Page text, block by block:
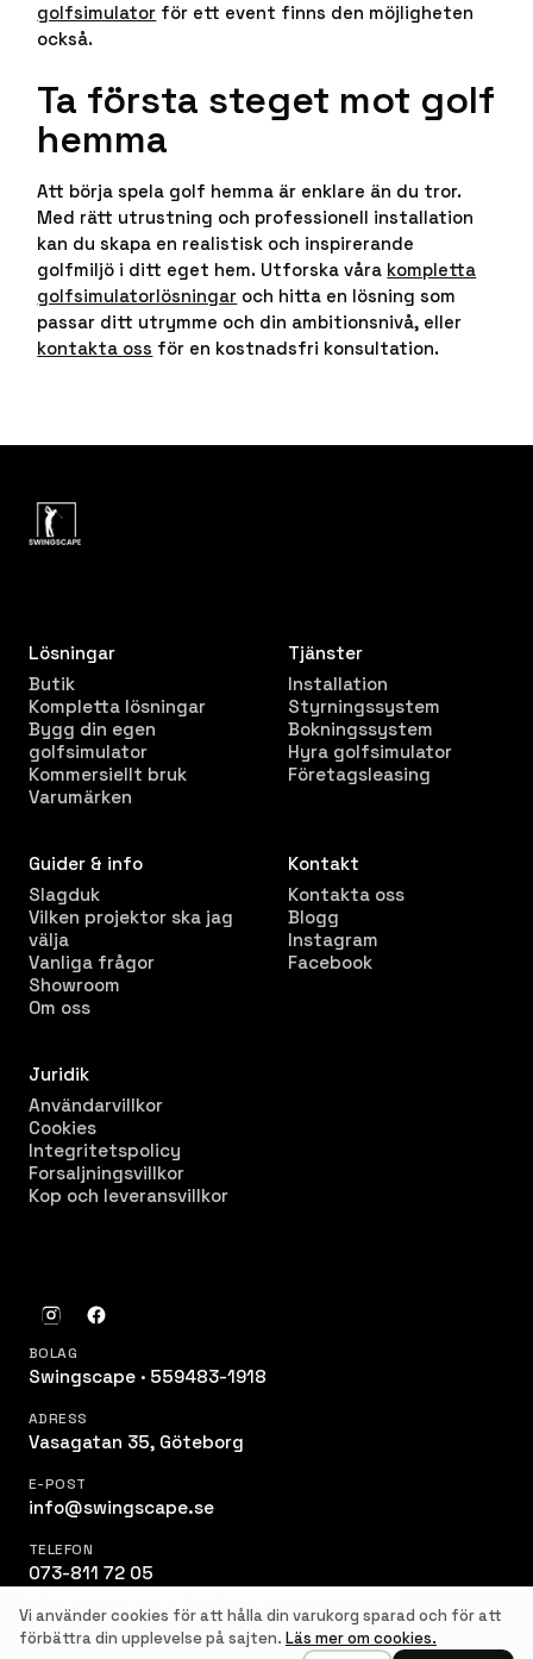
golfsimulator för ett event finns den möjligheten
också.
Ta första steget mot golf
hemma
Att börja spela golf hemma är enklare än du tror.
Med rätt utrustning och professionell installation
kan du skapa en realistisk och inspirerande
golfmiljö i ditt eget hem. Utforska våra kompletta
golfsimulatorlösningar och hitta en lösning som
passar ditt utrymme och din ambitionsnivå, eller
kontakta oss för en kostnadsfri konsultation.
Lösningar
Butik
Kompletta lösningar
Bygg din egen
golfsimulator
Kommersiellt bruk
Varumärken
Tjänster
Installation
Styrningssystem
Bokningssystem
Hyra golfsimulator
Företagsleasing
Guider & info
Slagduk
Vilken projektor ska jag
välja
Vanliga frågor
Showroom
Om oss
Kontakt
Kontakta oss
Blogg
Instagram
Facebook
Juridik
Användarvillkor
Cookies
Integritetspolicy
Forsaljningsvillkor
Kop och leveransvillkor
BOLAG
Swingscape · 559483-1918
ADRESS
Vasagatan 35, Göteborg
E-POST
info@swingscape.se
TELEFON
073-811 72 05
Vi använder cookies för att hålla din varukorg sparad och för att
förbättra din upplevelse på sajten. Läs mer om cookies.